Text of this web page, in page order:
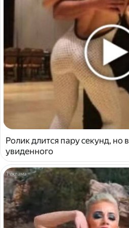
Ролик длится пару секунд, но
увиденного